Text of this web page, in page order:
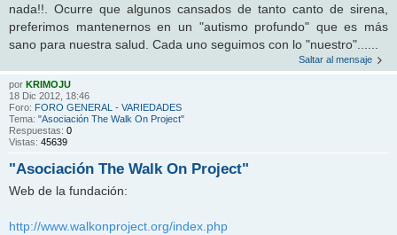
nada!!. Ocurre que algunos cansados de tanto canto de sirena,
preferimos mantenernos en un "autismo profundo" que es más
sano para nuestra salud. Cada uno seguimos con lo "nuestro"......
Saltar al mensaje
por KRIMOJU
18 Dic 2012, 18:46
Foro: FORO GENERAL - VARIEDADES
Tema: "Asociación The Walk On Project"
Respuestas: 0
Vistas: 45639
"Asociación The Walk On Project"
Web de la fundación:
http://www.walkonproject.org/index.php